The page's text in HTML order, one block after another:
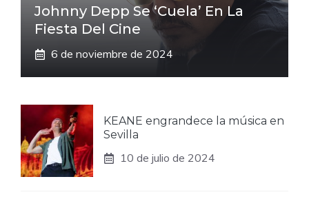
Johnny Depp Se ‘cuela’ En La
Fiesta Del Cine
6 de noviembre de 2024
KEANE engrandece la música en
Sevilla
10 de julio de 2024